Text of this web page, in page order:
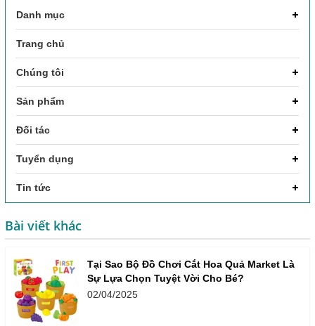
Danh mục
Trang chủ
Chúng tôi
Sản phẩm
Đối tác
Tuyển dụng
Tin tức
Bài viết khác
Tại Sao Bộ Đồ Chơi Cắt Hoa Quả Market Là
Sự Lựa Chọn Tuyệt Vời Cho Bé?
02/04/2025